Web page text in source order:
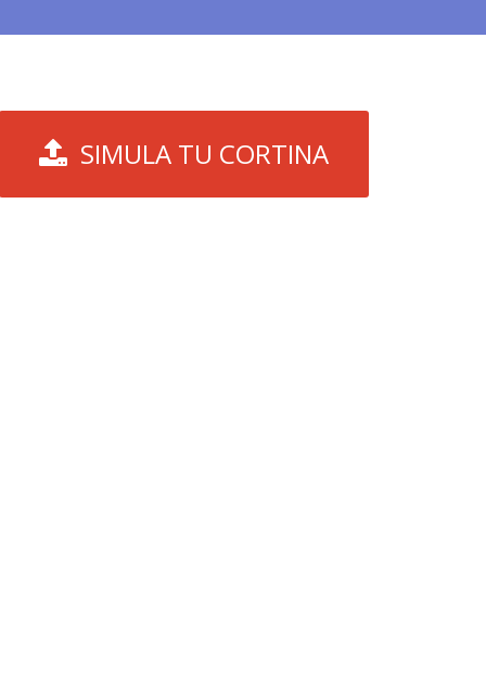
 SIMULA TU CORTINA